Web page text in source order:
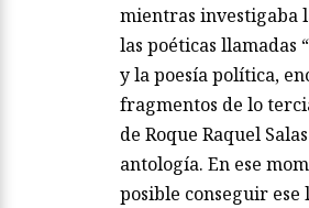
mientras investigaba
las poéticas llamadas
y la poesía política,
fragmentos de lo
de Roque Raquel
antología. En ese
posible conseguir